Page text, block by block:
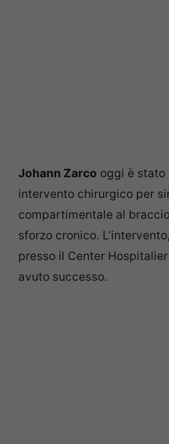
Johann Zarco oggi è stato
intervento chirurgico per
compartimentale al
sforzo cronico.
presso il Center Hospitalier
avuto successo.